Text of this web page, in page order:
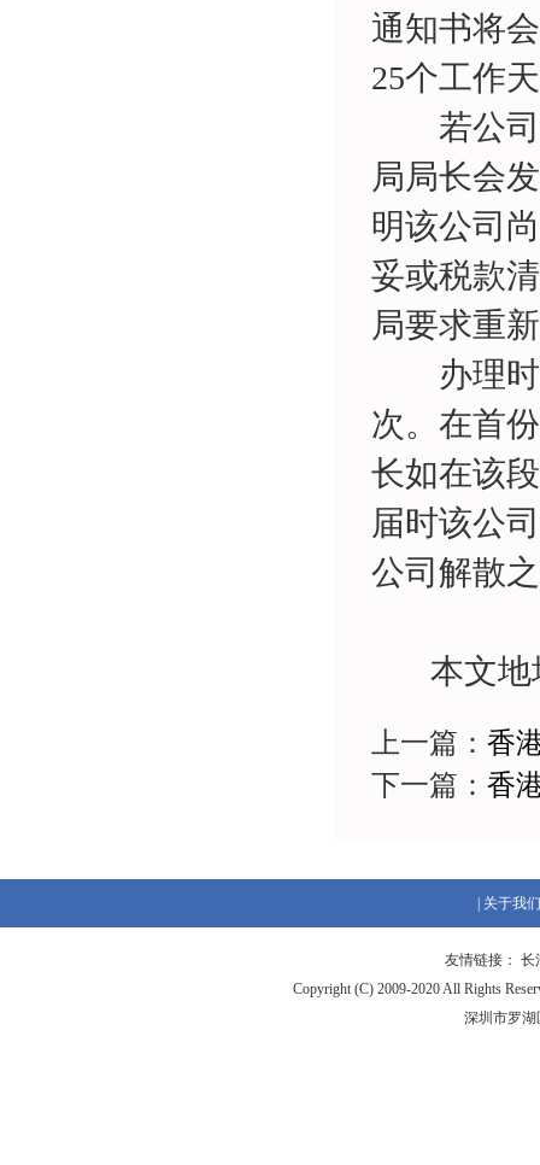
通知书将
25个工作
若公司
局局长会
明该公司
妥或税款
局要求重
办理时
次。在首
长如在该
届时该公
公司解散
本文地
上一篇： 香
下一篇： 香
关于我们
友情链接： 长
Copyright (C) 2009-2020 All Rights
深圳市罗